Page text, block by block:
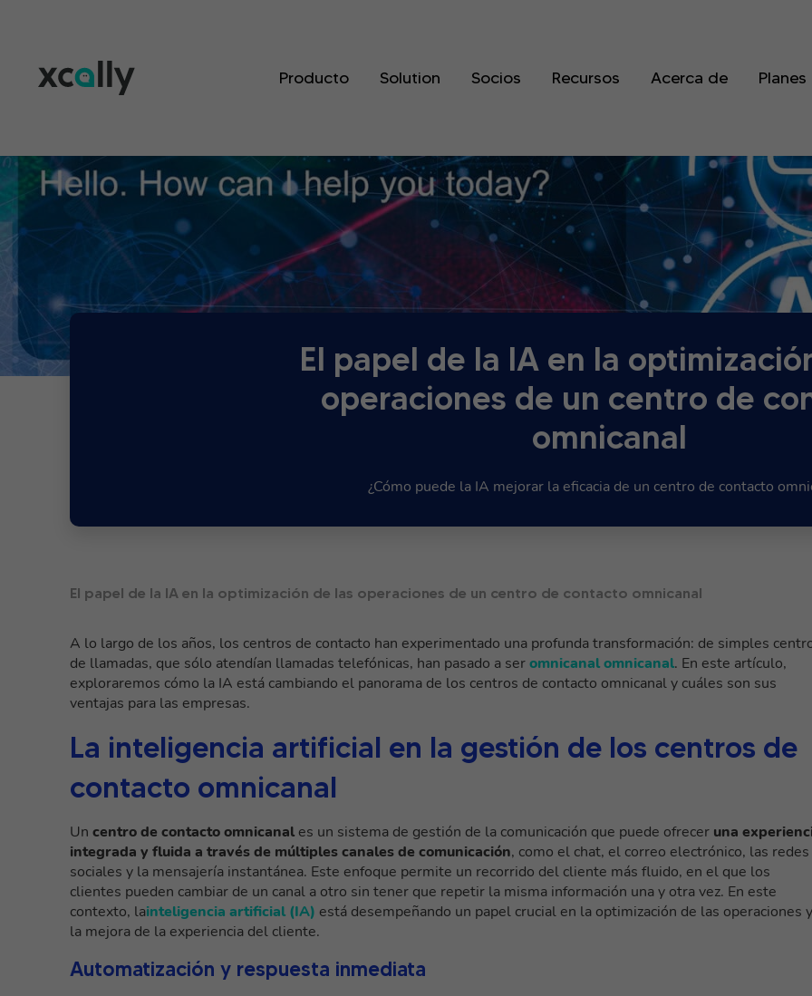
Producto Solution Socios Recursos Acerca de Planes
El papel de la IA en la
operaciones de un centro de
omnicanal
¿Cómo puede la IA mejorar la eficacia de un centro de contacto
El papel de la IA en la optimización de las operaciones de un centro de contacto omnicanal
A lo largo de los años, los centros de contacto han experimentado una profunda transformación: de simples
de llamadas, que sólo atendían llamadas telefónicas, han pasado a seromnicanalomnicanal. En este artículo,
exploraremos cómo la IA está cambiando el panorama de los centros de contacto omnicanal y cuáles son sus
ventajas para las empresas.
La inteligencia artificial en la gestión de los centros de
contacto omnicanal
Un centro de contacto omnicanal es un sistema de gestión de la comunicación que puede ofrecer una
integrada y fluida a través de múltiples canales de comunicación, como el chat, el correo electrónico, las redes
sociales y la mensajería instantánea. Este enfoque permite un recorrido del cliente más fluido, en el que los
clientes pueden cambiar de un canal a otro sin tener que repetir la misma información una y otra vez. En este
contexto, lainteligencia artificial (IA) está desempeñando un papel crucial en la optimización de las operaciones y
la mejora de la experiencia del cliente.
Automatización y respuesta inmediata